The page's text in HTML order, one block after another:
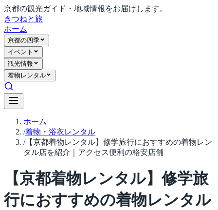
京都の観光ガイド・地域情報をお届けします。
きつねと旅
ホーム
京都の四季
イベント
観光情報
着物レンタル
ホーム
/着物・浴衣レンタル
/【京都着物レンタル】修学旅行におすすめの着物レン
タル店を紹介｜アクセス便利の格安店舗
【京都着物レンタル】修学旅
行におすすめの着物レンタル